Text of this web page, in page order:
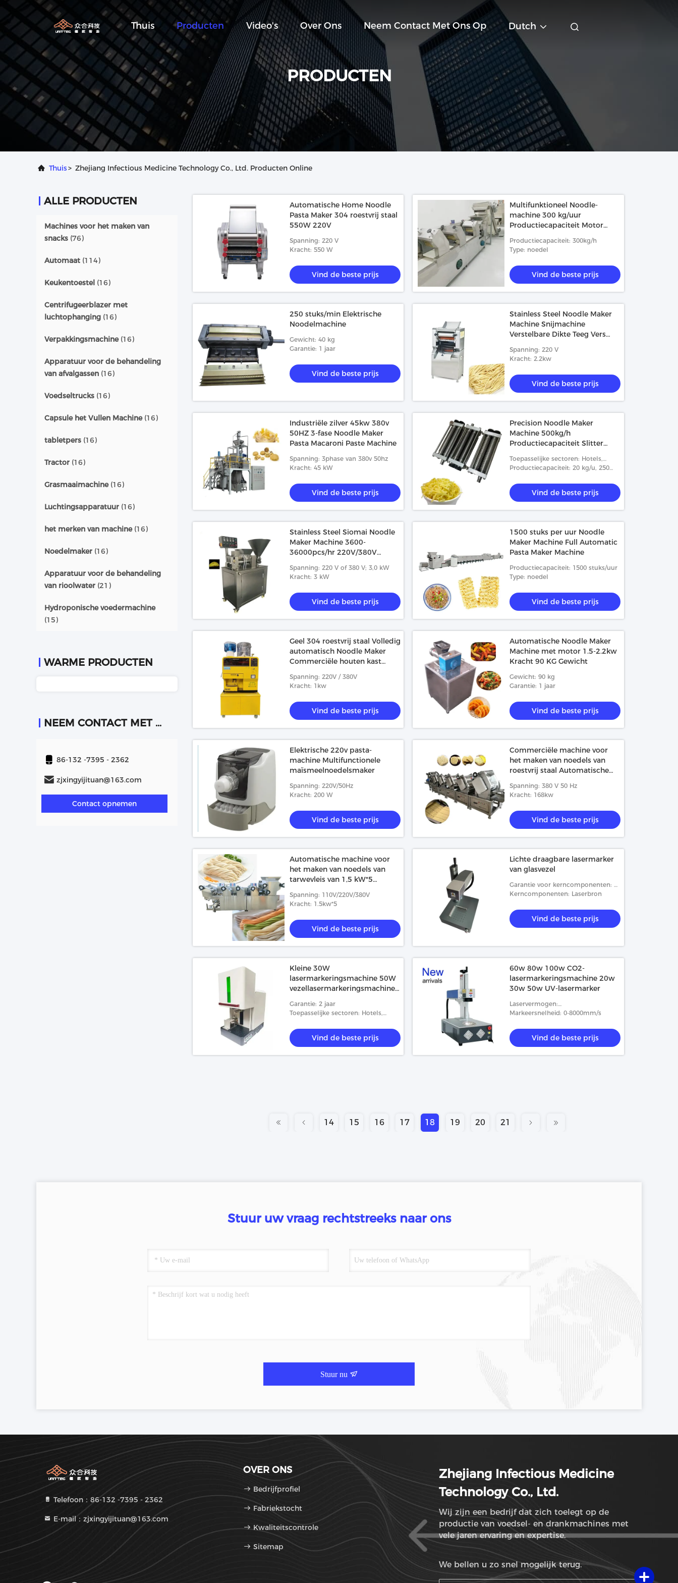
Thuis Producten Video's Over Ons Neem Contact Met Ons Op Dutch
PRODUCTEN
Thuis> Zhejiang Infectious Medicine Technology Co., Ltd. Producten Online
ALLE PRODUCTEN
Machines voor het maken van
snacks (76)
Automaat (114)
Keukentoestel (16)
Centrifugeerblazer met
luchtophanging (16)
Verpakkingsmachine(16)
Apparatuur voor de behandeling
van afvalgassen (16)
Voedseltrucks (16)
Capsule het Vullen Machine(16)
tabletpers (16)
Tractor (16)
Grasmaaimachine(16)
Luchtingsapparatuur (16)
het merken van machine(16)
Noedelmaker (16)
Apparatuur voor de behandeling
van rioolwater (21)
Hydroponische voedermachine
(15)
WARME PRODUCTEN
NEEM CONTACT MET ONS OP
86-132 -7395 - 2362
zjxingyijituan@163.com
Contact opnemen
Automatische Home Noodle
Pasta Maker 304 roestvrij staal
550W 220V
Spanning: 220 V
Kracht: 550 W
Vind de beste prijs
Multifunktioneel Noodle-
machine 300 kg/uur
Productiecapaciteit Motor
Productiecapaciteit: 300kg/h
Type: noedel
Vind de beste prijs
250 stuks/min Elektrische
Noodelmachine
Gewicht: 40 kg
Garantie: 1 jaar
Vind de beste prijs
Stainless Steel Noodle Maker
Machine Snijmachine
Verstelbare Dikte Teeg Vers
Gereedschap
Spanning: 220 V
Kracht: 2.2kw
Vind de beste prijs
Industriële zilver 45kw 380v
50HZ 3-fase Noodle Maker
Pasta Macaroni Paste Machine
Spanning: 3phase van 380v 50hz
Kracht: 45 kW
Vind de beste prijs
Precision Noodle Maker
Machine 500kg/h
Productiecapaciteit Slitter
Toepasselijke sectoren: Hotels,
reparatieshops voor machines,
levensmiddelen en dranken,
boerderij
Productiecapaciteit: 20 kg/u, 250
Vind de beste prijs
Stainless Steel Siomai Noodle
Maker Machine 3600-
36000pcs/hr 220V/380V
Spanning: 220 V of 380 V; 3,0 kW
Kracht: 3 kW
Vind de beste prijs
1500 stuks per uur Noodle
Maker Machine Full Automatic
Pasta Maker Machine
Productiecapaciteit: 1500 stuks/uur
Type: noedel
Vind de beste prijs
Geel 304 roestvrij staal Volledig
automatisch Noodle Maker
Commerciële houten kast
Spanning: 220V / 380V
Kracht: 1kw
Vind de beste prijs
Automatische Noodle Maker
Machine met motor 1.5-2.2kw
Kracht 90 KG Gewicht
Gewicht: 90 kg
Garantie: 1 jaar
Vind de beste prijs
Elektrische 220v pasta-
machine Multifunctionele
maïsmeelnoedelsmaker
Spanning: 220V/50Hz
Kracht: 200 W
Vind de beste prijs
Commerciële machine voor
het maken van noedels van
roestvrij staal Automatische
380V 50HZ
Spanning: 380 V 50 Hz
Kracht: 168kw
Vind de beste prijs
Automatische machine voor
het maken van noedels van
tarwevleis van 1,5 kW*5
Spanning: 110V/220V/380V
Kracht: 1.5kw*5
Vind de beste prijs
Lichte draagbare lasermarker
van glasvezel
Garantie voor kerncomponenten: 3
jaar
Kerncomponenten: Laserbron
Vind de beste prijs
Kleine 30W
lasermarkeringsmachine 50W
vezellasermarkeringsmachine
Garantie: 2 jaar
Toepasselijke sectoren: Hotels,
fabrieken, fabrieken voor
levensmiddelen en dranken,
huishoudel
Vind de beste prijs
60w 80w 100w CO2-
lasermarkeringsmachine 20w
30w 50w UV-lasermarker
Laservermogen:
20/30/50W/60/80/100
Markeersnelheid: 0-8000mm/s
Vind de beste prijs
14 15 16 17 18 19 20 21
Stuur uw vraag rechtstreeks naar ons
Stuur nu
Telefoon：86-132 -7395 - 2362
E-mail：zjxingyijituan@163.com
OVER ONS
Bedrijfprofiel
Fabriekstocht
Kwaliteitscontrole
Sitemap
Zhejiang Infectious Medicine
Technology Co., Ltd.
Wij zijn een bedrijf dat zich toelegt op de
productie van voedsel- en drankmachines met
vele jaren ervaring en expertise.
We bellen u zo snel mogelijk terug.